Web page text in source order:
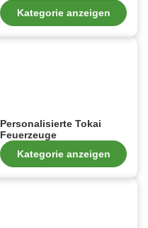
Kategorie anzeigen
Personalisierte Tokai
Feuerzeuge
Kategorie anzeigen